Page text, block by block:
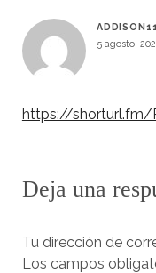
5 agosto,
https://shorturl.fm/
Deja una
Tu dirección de
Los campos